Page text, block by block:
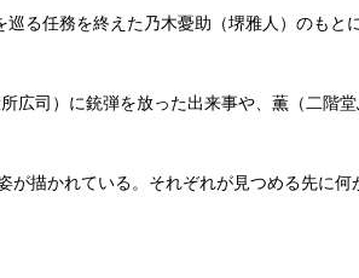
る任務を終えた乃木憂助（堺雅人）のも
司）に銃弾を放った出来事や、薫（二階
描かれている。それぞれが見つめる先に何